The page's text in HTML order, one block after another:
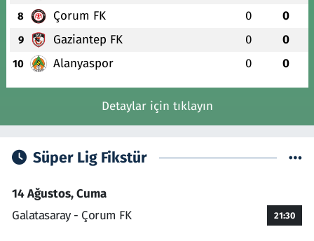
8 Çorum FK 0 0
9 Gaziantep FK 0 0
10 Alanyaspor 0 0
Detaylar için tıklayın
Süper Lig Fikstür
14 Ağustos, Cuma
Galatasaray - Çorum FK
21:30